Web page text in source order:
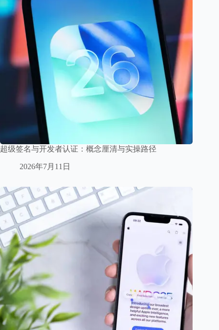
超级签名与开发者认证：概念厘清与实操路径
2026年7月11日